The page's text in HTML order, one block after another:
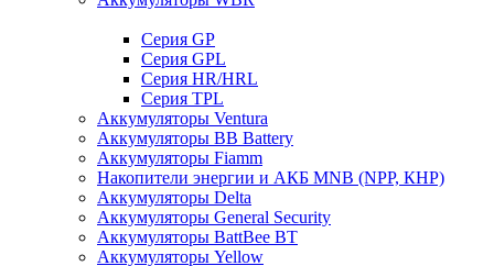
Cерия GP
Серия GPL
Серия HR/HRL
Серия TPL
Аккумуляторы Ventura
Аккумуляторы BB Battery
Аккумуляторы Fiamm
Накопители энергии и АКБ MNB (NPP, КНР)
Аккумуляторы Delta
Аккумуляторы General Security
Аккумуляторы BattBee BT
Аккумуляторы Yellow